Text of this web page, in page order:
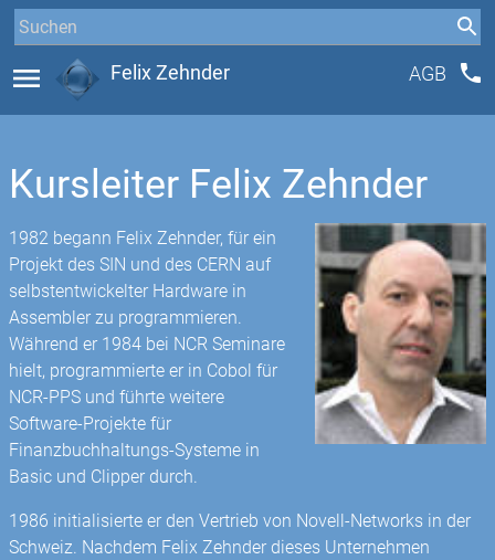
menu Felix Zehnder AGB phone
Kursleiter Felix Zehnder
1982 begann Felix Zehnder, für ein
Projekt des SIN und des CERN auf
selbstentwickelter Hardware in
Assembler zu programmieren.
Während er 1984 bei NCR Seminare
hielt, programmierte er in Cobol für
NCR-PPS und führte weitere
Software-Projekte für
Finanzbuchhaltungs-Systeme in
Basic und Clipper durch.
1986 initialisierte er den Vertrieb von Novell-Networks in der
Schweiz. Nachdem Felix Zehnder dieses Unternehmen